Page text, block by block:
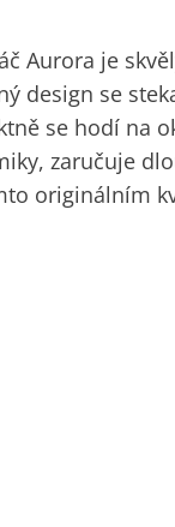
Aurora je
design se
se hodí na
zaručuje
originálním